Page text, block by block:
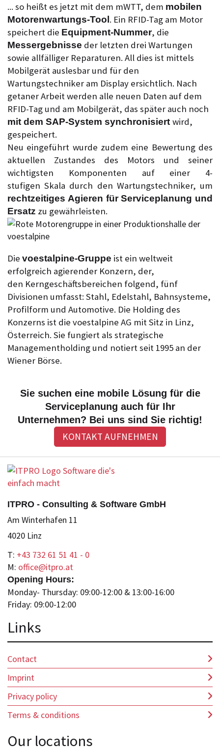
... so heißt es jetzt mit dem mWTT, dem mobilen
Motorenwartungs-Tool. Ein RFID-Tag am Motor
speichert die Equipment-Nummer, die
Messergebnisse der letzten drei Wartungen
sowie allfälliger Reparaturen. All dies ist mittels
Mobilgerät auslesbar und für den
Wartungstechniker am Display ersichtlich. Nach
getaner Arbeit werden alle neuen Daten auf dem
RFID-Tag und am Mobilgerät, das später auch noch
mit dem SAP-System synchronisiert wird,
gespeichert.
Neu eingeführt wurde zudem eine Bewertung des
aktuellen Zustandes des Motors und seiner
wichtigsten Komponenten auf einer 4-
stufigen Skala durch den Wartungstechniker, um
rechtzeitiges Agieren für Serviceplanung und
Ersatz zu gewährleisten.
Die voestalpine-Gruppe ist ein weltweit
erfolgreich agierender Konzern, der,
den Kerngeschäftsbereichen folgend, fünf
Divisionen umfasst: Stahl, Edelstahl, Bahnsysteme,
Profilform und Automotive. Die Holding des
Konzerns ist die voestalpine AG mit Sitz in Linz,
Österreich. Sie fungiert als strategische
Managementholding und notiert seit 1995 an der
Wiener Börse.
Sie suchen eine mobile Lösung für die
Serviceplanung auch für Ihr
Unternehmen? Bei uns sind Sie richtig!
KONTAKT AUFNEHMEN
ITPRO - Consulting & Software GmbH
Am Winterhafen 11
4020 Linz
T: +43 732 61 51 41 - 0
M: office@itpro.at
Opening Hours:
Monday- Thursday: 09:00-12:00 & 13:00-16:00
Friday: 09:00-12:00
Links
Contact
Imprint
Privacy policy
Terms & conditions
Our locations